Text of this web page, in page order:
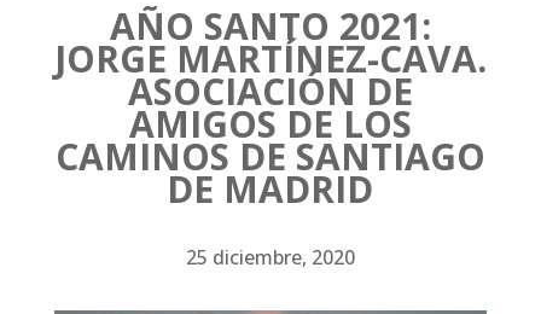
AÑO SANTO 2021:
JORGE MARTÍNEZ-CAVA.
ASOCIACIÓN DE
AMIGOS DE LOS
CAMINOS DE SANTIAGO
DE MADRID
25 diciembre, 2020